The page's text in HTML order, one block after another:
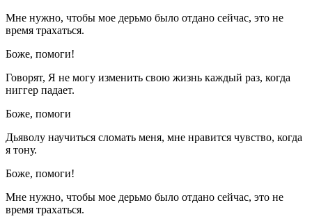
Мне нужно, чтобы мое дерьмо было отдано сейчас, это не
время трахаться.
Боже, помоги!
Говорят, Я не могу изменить свою жизнь каждый раз, когда
ниггер падает.
Боже, помоги
Дьяволу научиться сломать меня, мне нравится чувство, когда
я тону.
Боже, помоги!
Мне нужно, чтобы мое дерьмо было отдано сейчас, это не
время трахаться.